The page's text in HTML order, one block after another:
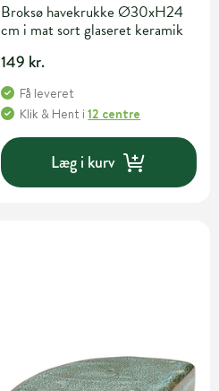
Broksø havekrukke Ø30xH24
cm i mat sort glaseret keramik
149 kr.
Få leveret
Klik & Hent i12 centre
Læg i kurv